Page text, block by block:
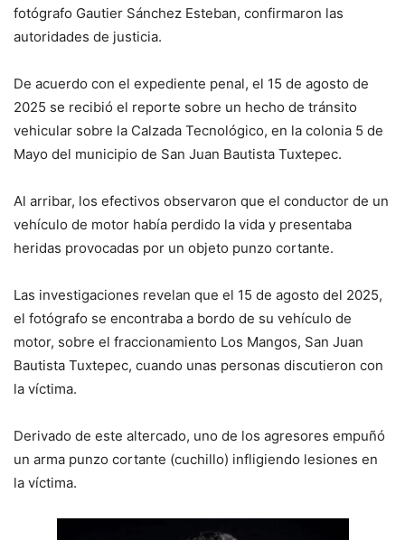
fotógrafo Gautier Sánchez Esteban, confirmaron las
autoridades de justicia.
De acuerdo con el expediente penal, el 15 de agosto de
2025 se recibió el reporte sobre un hecho de tránsito
vehicular sobre la Calzada Tecnológico, en la colonia 5 de
Mayo del municipio de San Juan Bautista Tuxtepec.
Al arribar, los efectivos observaron que el conductor de un
vehículo de motor había perdido la vida y presentaba
heridas provocadas por un objeto punzo cortante.
Las investigaciones revelan que el 15 de agosto del 2025,
el fotógrafo se encontraba a bordo de su vehículo de
motor, sobre el fraccionamiento Los Mangos, San Juan
Bautista Tuxtepec, cuando unas personas discutieron con
la víctima.
Derivado de este altercado, uno de los agresores empuñó
un arma punzo cortante (cuchillo) infligiendo lesiones en
la víctima.